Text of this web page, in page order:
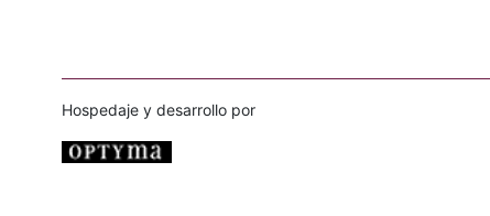
Hospedaje y desarrollo por